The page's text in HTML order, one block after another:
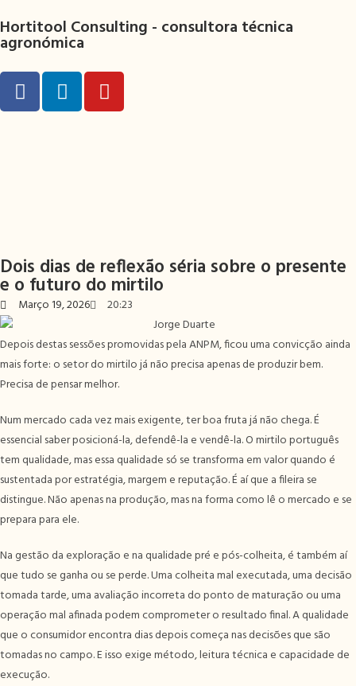
Hortitool Consulting - consultora técnica
agronómica
Dois dias de reflexão séria sobre o presente
e o futuro do mirtilo
Março 19, 2026 20:23
Depois destas sessões promovidas pela ANPM, ficou uma convicção ainda
mais forte: o setor do mirtilo já não precisa apenas de produzir bem.
Precisa de pensar melhor.
Num mercado cada vez mais exigente, ter boa fruta já não chega. É
essencial saber posicioná-la, defendê-la e vendê-la. O mirtilo português
tem qualidade, mas essa qualidade só se transforma em valor quando é
sustentada por estratégia, margem e reputação. É aí que a fileira se
distingue. Não apenas na produção, mas na forma como lê o mercado e se
prepara para ele.
Na gestão da exploração e na qualidade pré e pós-colheita, é também aí
que tudo se ganha ou se perde. Uma colheita mal executada, uma decisão
tomada tarde, uma avaliação incorreta do ponto de maturação ou uma
operação mal afinada podem comprometer o resultado final. A qualidade
que o consumidor encontra dias depois começa nas decisões que são
tomadas no campo. E isso exige método, leitura técnica e capacidade de
execução.